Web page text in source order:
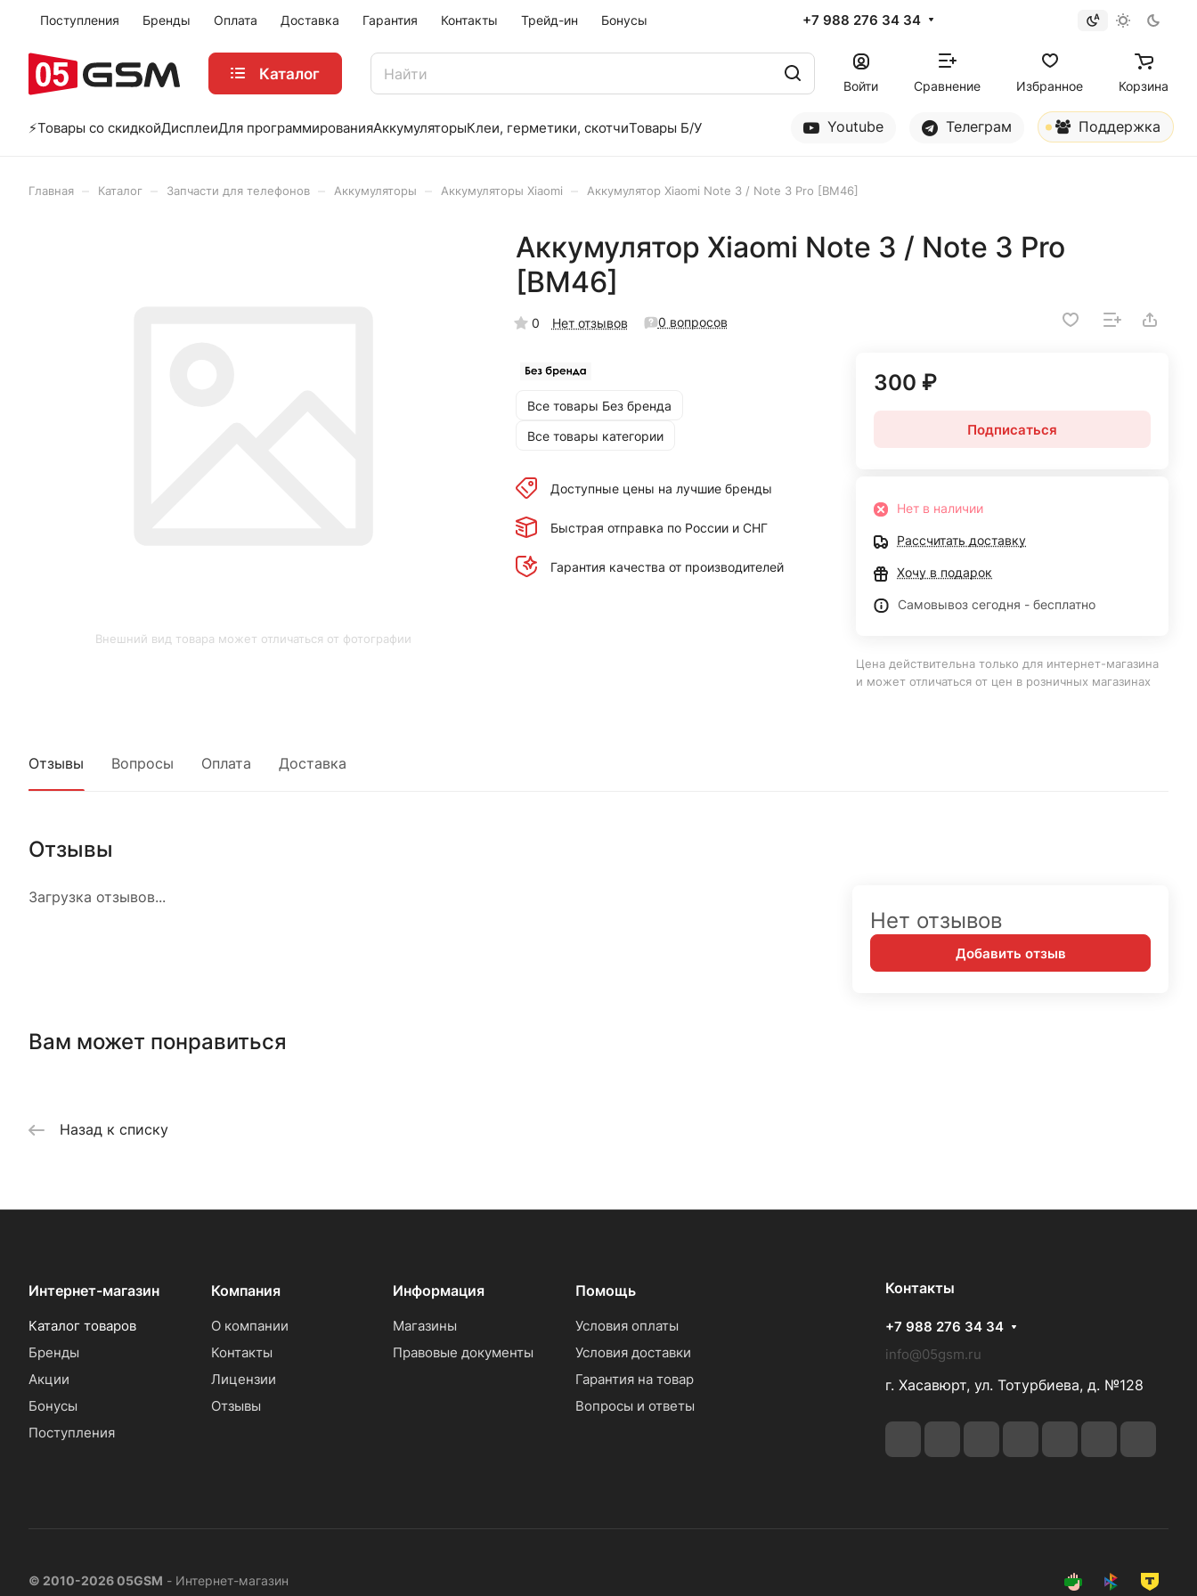
Поступления Бренды Оплата Доставка Гарантия Контакты Трейд-ин Бонусы +7 988 276 34 34
Каталог
Войти Сравнение Избранное Корзина
⚡️Товары со скидкойДисплеиДля программированияАккумуляторыКлеи, герметики, скотчиТовары Б/У Youtube Телеграм Поддержка
Главная Каталог Запчасти для телефонов Аккумуляторы Аккумуляторы Xiaomi Аккумулятор Xiaomi Note 3 / Note 3 Pro [BM46]
Внешний вид товара может отличаться от фотографии
Аккумулятор Xiaomi Note 3 / Note 3 Pro
[BM46]
0 Нет отзывов 0 вопросов
Все товары Без бренда
Все товары категории
Доступные цены на лучшие бренды
Быстрая отправка по России и СНГ
Гарантия качества от производителей
300 ₽
Подписаться
Нет в наличии
Рассчитать доставку
Хочу в подарок
Самовывоз сегодня - бесплатно
Цена действительна только для интернет-магазина
и может отличаться от цен в розничных магазинах
Отзывы Вопросы Оплата Доставка
Отзывы
Загрузка отзывов...
Нет отзывов
Добавить отзыв
Вам может понравиться
Назад к списку
Интернет-магазин
Каталог товаров
Бренды
Акции
Бонусы
Поступления
Компания
О компании
Контакты
Лицензии
Отзывы
Информация
Магазины
Правовые документы
Помощь
Условия оплаты
Условия доставки
Гарантия на товар
Вопросы и ответы
Контакты
+7 988 276 34 34
info@05gsm.ru
г. Хасавюрт, ул. Тотурбиева, д. №128
© 2010-2026 05GSM - Интернет-магазин